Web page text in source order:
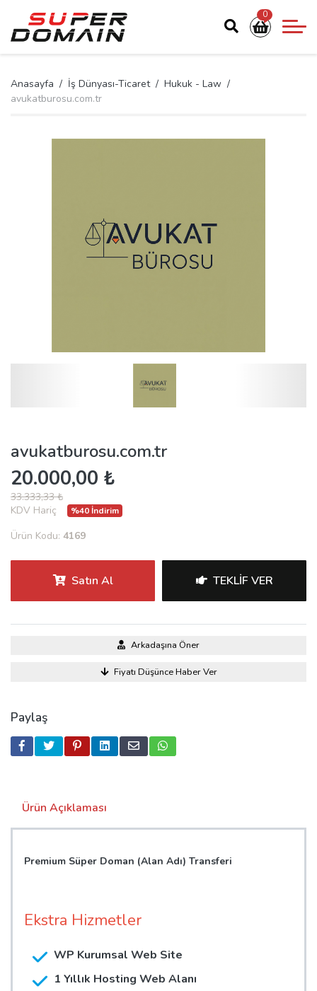
0
Anasayfa İş Dünyası-Ticaret
Hukuk - Law
avukatburosu.com.tr
avukatburosu.com.tr
20.000,00 ₺
33.333,33 ₺
KDV Hariç
%40 İndirim
Ürün Kodu: 4169
Satın Al TEKLIF VER
Arkadaşına Öner
Fiyatı Düşünce Haber Ver
Paylaş
Ürün Açıklaması
Premium Süper Doman (Alan Adı) Transferi
Ekstra Hizmetler
WP Kurumsal Web Site
1 Yıllık Hosting Web Alanı